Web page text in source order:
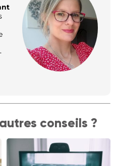
conseils ?